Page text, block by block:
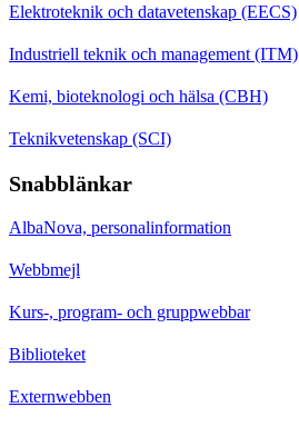
Elektroteknik och datavetenskap (EECS)
Industriell teknik och management (ITM)
Kemi, bioteknologi och hälsa (CBH)
Teknikvetenskap (SCI)
Snabblänkar
AlbaNova, personalinformation
Webbmejl
Kurs-, program- och gruppwebbar
Biblioteket
Externwebben